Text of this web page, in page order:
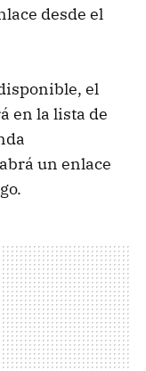
desde el
el
en la lista de
un enlace